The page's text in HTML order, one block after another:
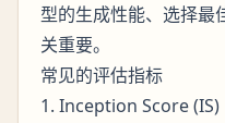
型的生成性能、选择最
关重要。
常见的评估指标
1. Inception Score (IS)